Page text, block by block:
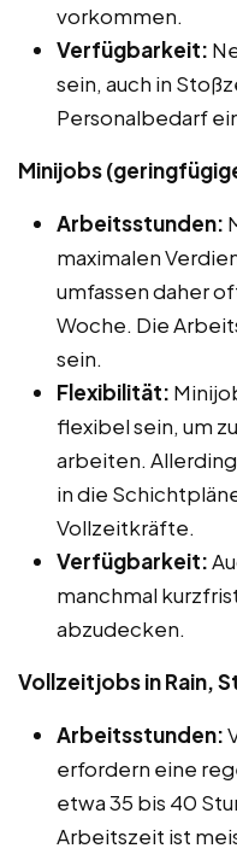
vorkommen.
Verfügbarkeit:
sein, auch in
Personalbedarf
Minijobs
Arbeitsstunden:
maximalen
umfassen daher
Woche. Die
sein.
Flexibilität:
flexibel sein, um
arbeiten.
in die
Vollzeitkräfte.
Verfügbarkeit:
manchmal
abzudecken.
Vollzeitjobs in Rain,
Arbeitsstunden:
erfordern eine
etwa 35 bis 40
Arbeitszeit ist